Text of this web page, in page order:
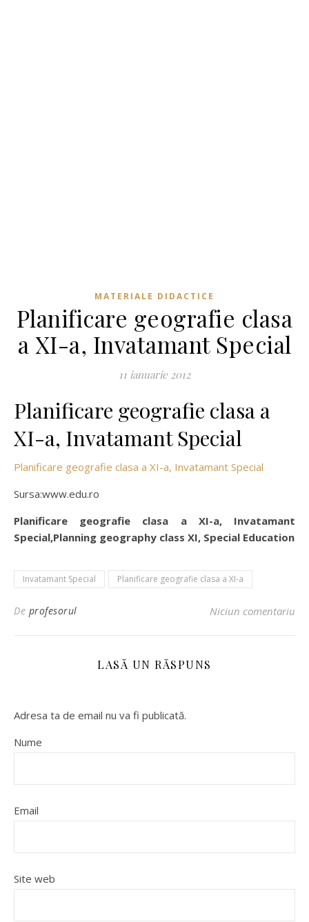
MATERIALE DIDACTICE
Planificare geografie clasa
a XI-a, Invatamant Special
11 ianuarie 2012
Planificare geografie clasa a
XI-a, Invatamant Special
Planificare geografie clasa a XI-a, Invatamant Special
Sursa:www.edu.ro
Planificare geografie clasa a XI-a, Invatamant
Special,Planning geography class XI, Special Education
Invatamant Special Planificare geografie clasa a XI-a
De profesorul Niciun comentariu
LASĂ UN RĂSPUNS
Adresa ta de email nu va fi publicată.
Nume
Email
Site web